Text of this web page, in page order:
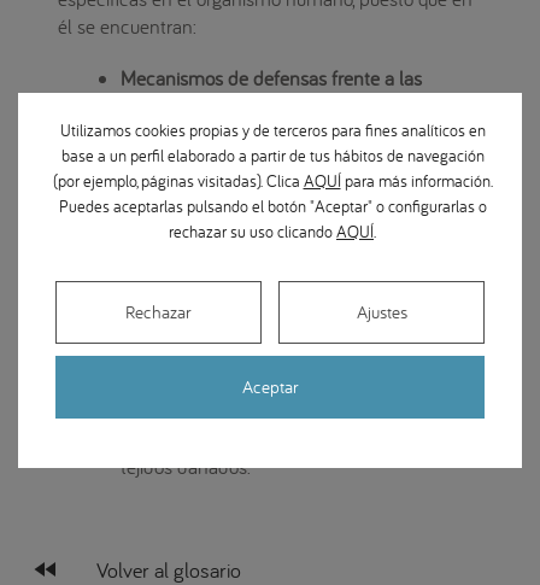
él se encuentran:
Mecanismos de defensas frente a las
ejemplo, Inmunoglobulinas “especiales” de la
encía como la IgG2.
Mecanismos de regeneración de tejidos,
como elcemento radicular, a partir de
células especializadas que se encuentran en
madre llamadas
mesenquimales
que tienen una elevada
capacidad de auto regeneración). También
emplean otras células especializadas como
tejidos dañados.
fast_rewind Volver al glosario
Utilizamos cookies propias y de terceros para fines analíticos en
base a un perfil elaborado a partir de tus hábitos de navegación
(por ejemplo, páginas visitadas). Clica AQUÍpara más información.
Puedes aceptarlas pulsando el botón "Aceptar" o configurarlas o
rechazar su uso clicandoAQUÍ.
Aceptar
Rechazar Ajustes